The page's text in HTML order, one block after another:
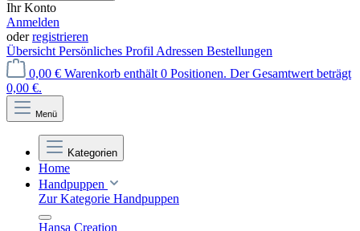
Ihr Konto
Anmelden
oderregistrieren
Übersicht Persönliches Profil Adressen Bestellungen
0,00 € Warenkorb enthält 0 Positionen. Der Gesamtwert beträgt
0,00 €.
Menü
Kategorien
Home
Handpuppen
Zur Kategorie Handpuppen
Hansa Creation